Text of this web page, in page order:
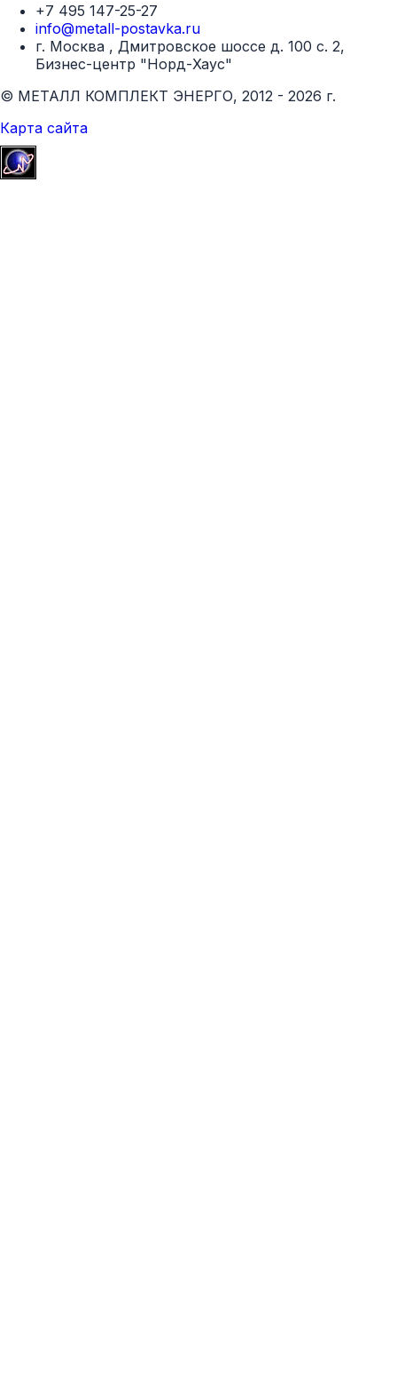
+7 495 147-25-27
info@metall-postavka.ru
г. Москва , Дмитровское шоссе д. 100 с. 2,
Бизнес-центр "Норд-Хаус"
© МЕТАЛЛ КОМПЛЕКТ ЭНЕРГО, 2012 - 2026 г.
Карта сайта